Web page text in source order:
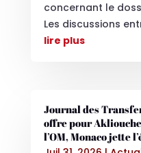
concernant le
Les discussions
lire plus
Journal des
offre pour
l’OM, Monaco jette